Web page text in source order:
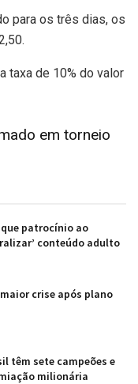
para os três dias, os
taxa de 10% do valor
em torneio
patrocínio ao
conteúdo adulto
crise após plano
têm sete campeões e
milionária